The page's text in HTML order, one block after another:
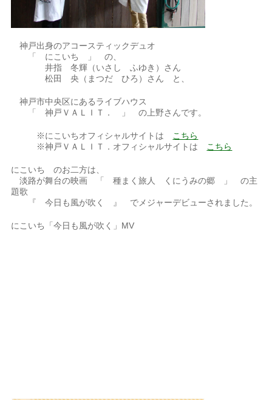
神戸出身のアコースティックデュオ
「 にこいち 」 の、
井指 冬輝（いさし ふゆき）さん
松田 央（まつだ ひろ）さん と、
神戸市中央区にあるライブハウス
「 神戸ＶＡＬＩＴ． 」 の上野さんです。
※にこいちオフィシャルサイトは こちら
※神戸ＶＡＬＩＴ．オフィシャルサイトは こちら
にこいち のお二方は、
淡路が舞台の映画 「 種まく旅人 くにうみの郷 」 の主
題歌
『 今日も風が吹く 』 でメジャーデビューされました。
にこいち「今日も風が吹く」MV